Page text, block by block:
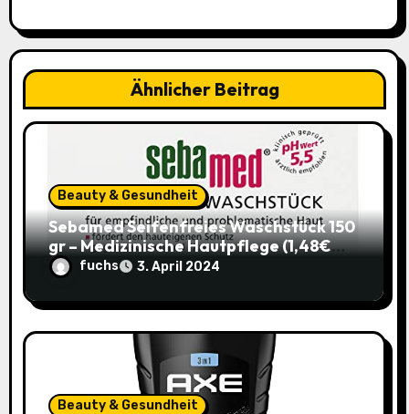
g
t
n
Ähnlicher Beitrag
Beauty & Gesundheit
Sebamed Seifenfreies Waschstück 150
gr – Medizinische Hautpflege (1,48€
statt 1,99€)
fuchs 3. April 2024
Beauty & Gesundheit